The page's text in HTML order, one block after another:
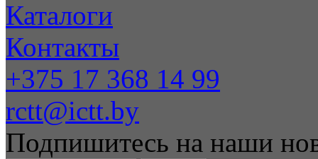
Каталоги
Контакты
+375 17 368 14 99
rctt@ictt.by
Подпишитесь на наши